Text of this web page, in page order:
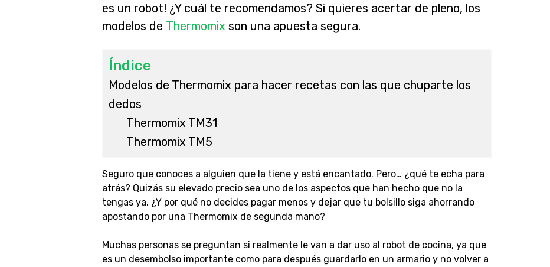
es un robot! ¿Y cuál te recomendamos? Si quieres acertar de pleno, los
modelos de Thermomix son una apuesta segura.
Índice
Modelos de Thermomix para hacer recetas con las que chuparte los
dedos
Thermomix TM31
Thermomix TM5
Seguro que conoces a alguien que la tiene y está encantado. Pero… ¿qué te echa para
atrás? Quizás su elevado precio sea uno de los aspectos que han hecho que no la
tengas ya. ¿Y por qué no decides pagar menos y dejar que tu bolsillo siga ahorrando
apostando por una Thermomix de segunda mano?
Muchas personas se preguntan si realmente le van a dar uso al robot de cocina, ya que
es un desembolso importante como para después guardarlo en un armario y no volver a